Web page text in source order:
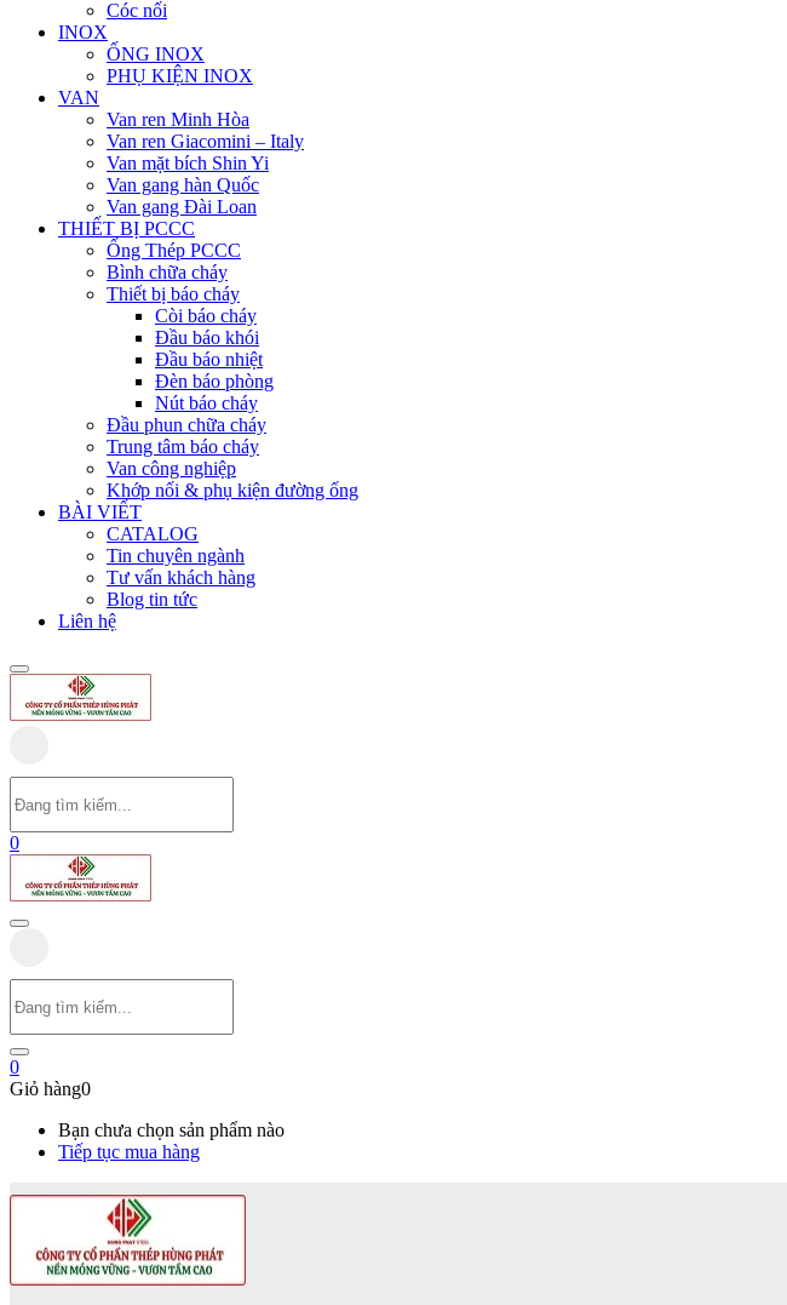
Cóc nối
INOX
ỐNG INOX
PHỤ KIỆN INOX
VAN
Van ren Minh Hòa
Van ren Giacomini – Italy
Van mặt bích Shin Yi
Van gang hàn Quốc
Van gang Đài Loan
THIẾT BỊ PCCC
Ống Thép PCCC
Bình chữa cháy
Thiết bị báo cháy
Còi báo cháy
Đầu báo khói
Đầu báo nhiệt
Đèn báo phòng
Nút báo cháy
Đầu phun chữa cháy
Trung tâm báo cháy
Van công nghiệp
Khớp nối & phụ kiện đường ống
BÀI VIẾT
CATALOG
Tin chuyên ngành
Tư vấn khách hàng
Blog tin tức
Liên hệ
0
0
Giỏ hàng0
Bạn chưa chọn sản phẩm nào
Tiếp tục mua hàng